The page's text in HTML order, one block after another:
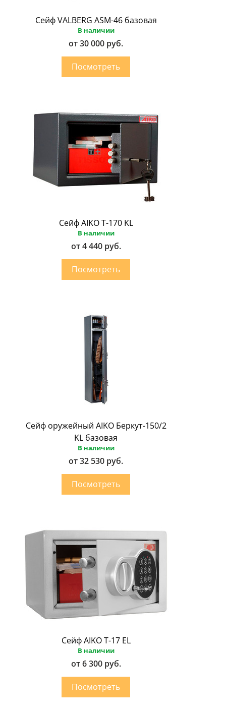
Сейф VALBERG ASM-46 базовая
В наличии
от 30 000 руб.
Сейф AIKO Т-170 KL
В наличии
от 4 440 руб.
Сейф оружейный AIKO Беркут-150/2
KL базовая
В наличии
от 32 530 руб.
Сейф AIKO Т-17 EL
В наличии
от 6 300 руб.